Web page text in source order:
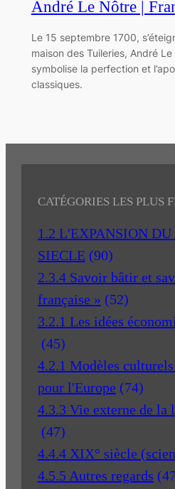
André Le Nôtre |
Le 15 septembre 1700,
maison des Tuileries, André
symbolise la perfection et
classiques.
CATÉGORIES LES PLUS
1.2 L'EXPANSION
SIECLE (90)
2.3.4 Savoir bâtir et
française » (52)
3.2.1 Les idées
(45)
4.2.1 Modèles
pour l'Europe (74)
4.3.3 Vie externe de la
(47)
4.4.4 XIX° siècle
4.5.5 Autres regards